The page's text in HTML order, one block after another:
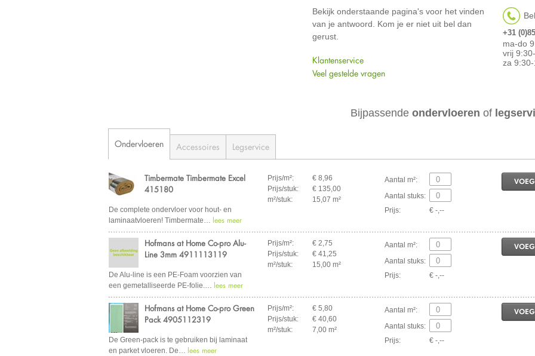
Bekijk onderstaande pagina's voor het vinden
van je antwoord. Kom je er niet uit bel dan
gerust.
Klantenservice
Veel gestelde vragen
+31
ma-do
vrij
za
Bijpassendeondervloeren of
Ondervloeren Accessoires Legservice
Timbermate Timbermate Excel
415180
De complete ondervloer voor hout- en
laminaatvloeren! Timbermate… lees meer
Prijs/m²:
€ 8,96
Prijs/stuk:
€ 135,00
m²/stuk:
15,07 m²
Aantal m²:
Aantal stuks:
Prijs:
€ -,--
Hofmans at Home Co-pro Alu-
Line 3mm 4911113119
De Alu-line is een PE-Foam voorzien van
een gemetalliseerde PE-folie.… lees meer
Prijs/m²:
€ 2,75
Prijs/stuk:
€ 41,25
m²/stuk:
15,00 m²
Aantal m²:
Aantal stuks:
Prijs:
€ -,--
Hofmans at Home Co-pro Green
Pack 4905112319
De Green-pack is te gebruiken bij laminaat
en parket vloeren. De… lees meer
Prijs/m²:
€ 5,80
Prijs/stuk:
€ 40,60
m²/stuk:
7,00 m²
Aantal m²:
Aantal stuks:
Prijs:
€ -,--